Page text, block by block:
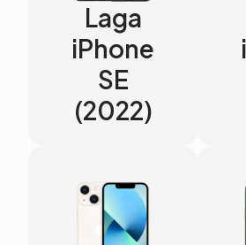
Laga
iPhone
SE
(2022)